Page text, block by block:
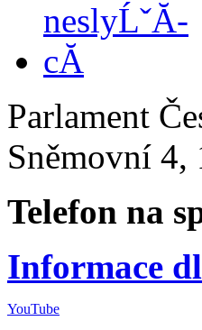
Parlament
Sněmovní 4,
Telefon na
Informace
YouTube